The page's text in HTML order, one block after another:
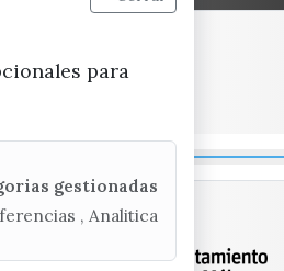
para
gestionadas
, Analitica